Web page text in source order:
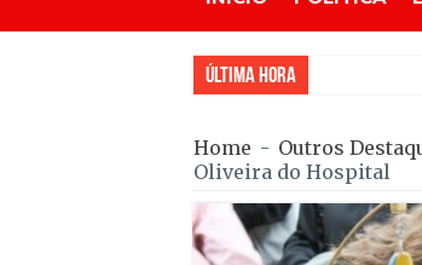
Última Hora
Home - Outros
Oliveira do Hospital